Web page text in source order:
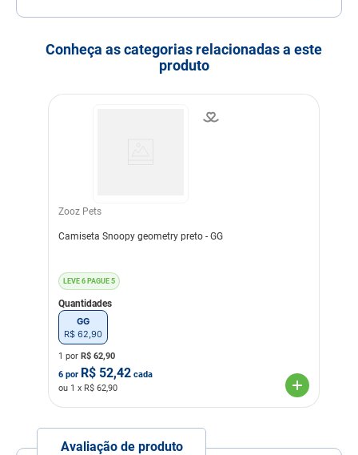
Cachorros
Dimensões
Tam. G : Comp. 37cm Tórax
46cm Pescoço 28cm
Conheça as categorias relacionadas a este
produto
Zooz Pets
Camiseta Snoopy geometry preto - GG
LEVE 6 PAGUE 5
Quantidades
GG
R$ 62 90
1 por R$ 62,90
6 por R$ 52,42 cada
ou 1 x R$ 62,90
Avaliação de produto